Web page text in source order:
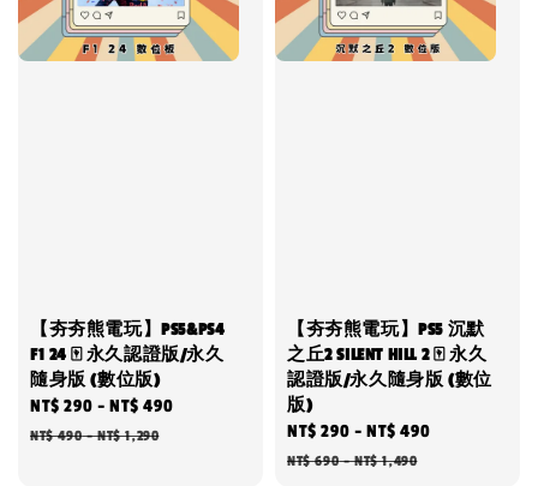
【夯夯熊電玩】PS5&PS4
F1 24 🀄 永久認證版/永久
隨身版 (數位版)
Sale
price
NT$ 290 -NT$ 490
NT$ 490-NT$ 1,290
【夯夯熊電玩】PS5 沉默
之丘2 SILENT HILL 2 🀄 永久
認證版/永久隨身版 (數位
版)
Sale
price
NT$ 290 -NT$ 490
NT$ 690-NT$ 1,490